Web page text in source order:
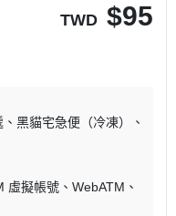
TWD $95
黑貓宅急便（冷凍）
虛擬帳號
WebATM